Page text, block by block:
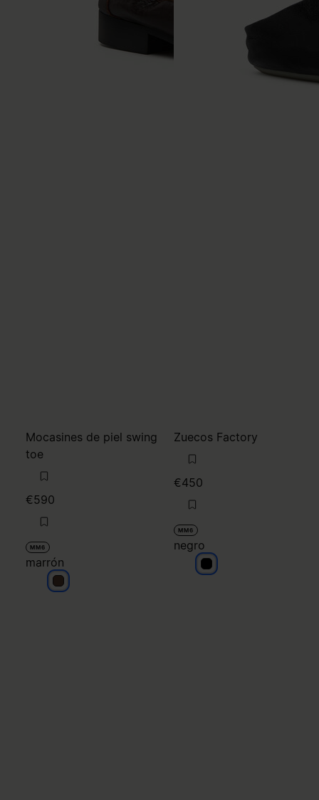
Mocasines de piel swing
toe
€590
MM6
marrón
marrón
Zuecos Factory
€450
MM6
negro
negro